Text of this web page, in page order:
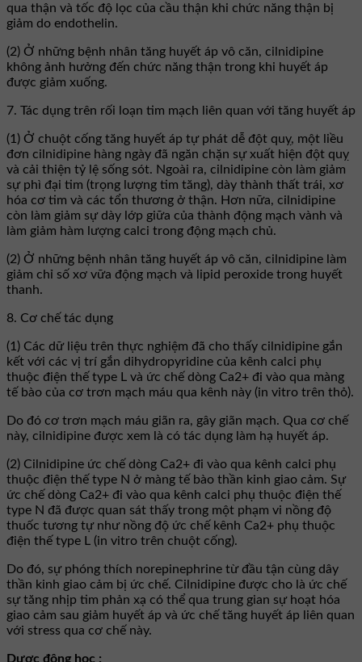
qua thận và tốc độ lọc của cầu thận khi chức năng thận bị
giảm do endothelin.
(2) Ở những bệnh nhân tăng huyết áp vô căn, cilnidipine
không ảnh hưởng đến chức năng thận trong khi huyết áp
được giảm xuống.
7. Tác dụng trên rối loạn tim mạch liên quan với tăng huyết áp
(1) Ở chuột cống tăng huyết áp tự phát dễ đột quỵ, một liều
đơn cilnidipine hàng ngày đã ngăn chặn sự xuất hiện đột quỵ
và cải thiện tỷ lệ sống sót. Ngoài ra, cilnidipine còn làm giảm
sự phì đại tim (trọng lượng tim tăng), dày thành thất trái, xơ
hóa cơ tim và các tổn thương ở thận. Hơn nữa, cilnidipine
còn làm giảm sự dày lớp giữa của thành động mạch vành và
làm giảm hàm lượng calci trong động mạch chủ.
(2) Ở những bệnh nhân tăng huyết áp vô căn, cilnidipine làm
giảm chỉ số xơ vữa động mạch và lipid peroxide trong huyết
thanh.
8. Cơ chế tác dụng
(1) Các dữ liệu trên thực nghiệm đã cho thấy cilnidipine gắn
kết với các vị trí gắn dihydropyridine của kênh calci phụ
thuộc điện thế type L và ức chế dòng Ca2+ đi vào qua màng
tế bào của cơ trơn mạch máu qua kênh này (in vitro trên thỏ).
Do đó cơ trơn mạch máu giãn ra, gây giãn mạch. Qua cơ chế
này, cilnidipine được xem là có tác dụng làm hạ huyết áp.
(2) Cilnidipine ức chế dòng Ca2+ đi vào qua kênh calci phụ
thuộc điện thế type N ở màng tế bào thần kinh giao cảm. Sự
ức chế dòng Ca2+ đi vào qua kênh calci phụ thuộc điện thế
type N đã được quan sát thấy trong một phạm vi nồng độ
thuốc tương tự như nồng độ ức chế kênh Ca2+ phụ thuộc
điện thế type L (in vitro trên chuột cống).
Do đó, sự phóng thích norepinephrine từ đầu tận cùng dây
thần kinh giao cảm bị ức chế. Cilnidipine được cho là ức chế
sự tăng nhịp tim phản xạ có thể qua trung gian sự hoạt hóa
giao cảm sau giảm huyết áp và ức chế tăng huyết áp liên quan
với stress qua cơ chế này.
Dược động học :